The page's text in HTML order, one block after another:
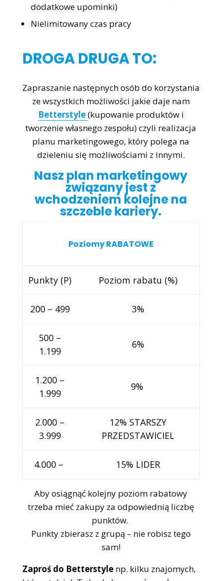
dodatkowe upominki)
Nielimitowany czas pracy
DROGA DRUGA TO:
Zapraszanie następnych osób do korzystania
ze wszystkich możliwości jakie daje nam
Betterstyle(kupowanie produktów i
tworzenie własnego zespołu) czyli realizacja
planu marketingowego, który polega na
dzieleniu się możliwościami z innymi.
Nasz plan marketingowy
związany jest z
wchodzeniem kolejne na
szczeble kariery.
Poziomy RABATOWE
Punkty (P) Poziom rabatu (%)
200 – 499 3%
500 –
1.199
6%
1.200 –
1.999
9%
2.000 –
3.999
12% STARSZY
PRZEDSTAWICIEL
4.000 – 15% LIDER
Aby osiągnąć kolejny poziom rabatowy
trzeba mieć zakupy za odpowiednią liczbę
punktów.
Punkty zbierasz z grupą – nie robisz tego
sam!
Zaproś do Betterstylenp. kilku znajomych,